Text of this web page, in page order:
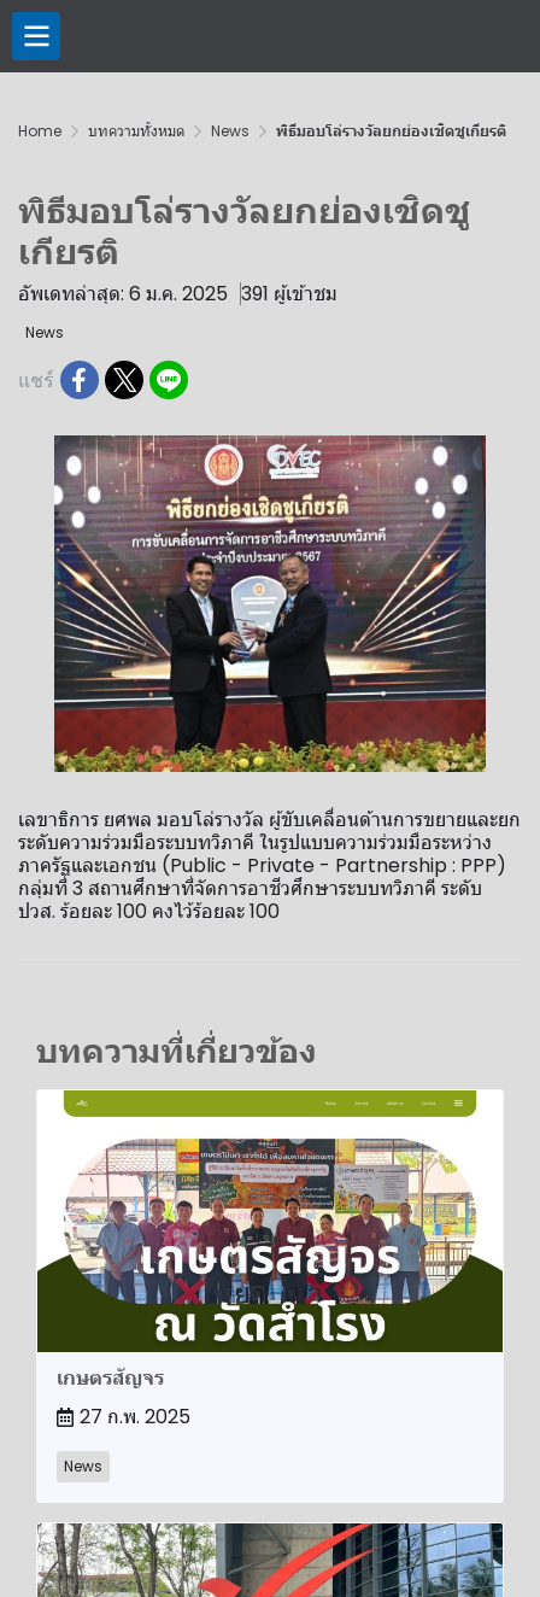
Home บทความทั้งหมด News พิธีมอบโล่รางวัลยกย่องเชิดชูเกียรติ
พิธีมอบโล่รางวัลยกย่องเชิดชู
เกียรติ
อัพเดทล่าสุด: 6 ม.ค. 2025 391 ผู้เข้าชม
News
แชร์
เลขาธิการ ยศพล มอบโล่รางวัล ผู้ขับเคลื่อนด้านการขยายและยก
ระดับความร่วมมือระบบทวิภาคี ในรูปแบบความร่วมมือระหว่าง
ภาครัฐและเอกชน (Public - Private - Partnership : PPP)
กลุ่มที่ 3 สถานศึกษาที่จัดการอาชีวศึกษาระบบทวิภาคี ระดับ
ปวส. ร้อยละ 100 คงไว้ร้อยละ 100
บทความที่เกี่ยวข้อง
เกษตรสัญจร
27 ก.พ. 2025
News